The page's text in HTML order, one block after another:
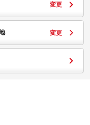
変更
変更